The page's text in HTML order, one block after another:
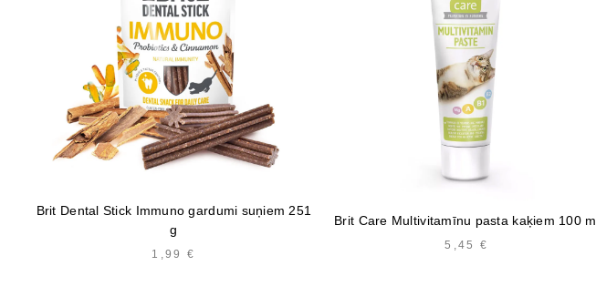
Brit Dental Stick Immuno gardumi suņiem 251
g
1,99€
Brit Care Multivitamīnu pasta kaķiem 100 ml
5,45€